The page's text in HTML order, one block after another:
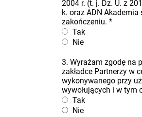
2004 r. (t. j. Dz. U. z
k. oraz ADN
zakończeniu. *
Tak
Nie
3. Wyrażam zgodę na
zakładce Partnerzy w
wykonywanego przy
wywołujących i w tym
Tak
Nie